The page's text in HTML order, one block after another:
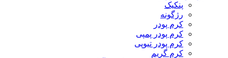
پنکیک
رژگونه
کرم پودر
کرم پودر پمپی
کرم پودر تیوپی
کرم گریم